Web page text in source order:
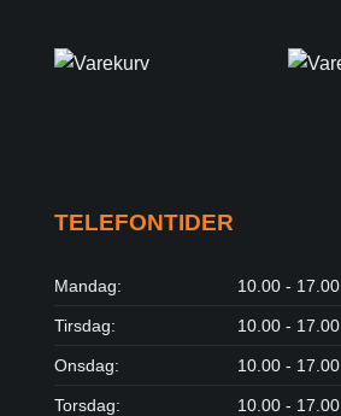
TELEFONTIDER
Mandag: 10.00 - 17.00
Tirsdag: 10.00 - 17.00
Onsdag: 10.00 - 17.00
Torsdag: 10.00 - 17.00